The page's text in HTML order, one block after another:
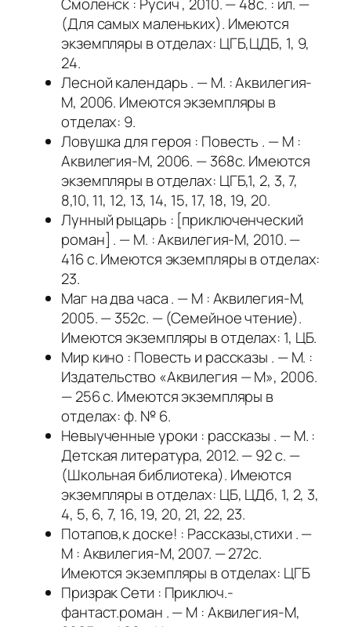
Смоленск : Русич , 2010. — 48с. : ил. —
(Для самых маленьких). Имеются
экземпляры в отделах: ЦГБ,ЦДБ, 1, 9,
24.
Лесной календарь . — М. : Аквилегия-
М, 2006. Имеются экземпляры в
отделах: 9.
Ловушка для героя : Повесть . — М :
Аквилегия-М, 2006. — 368с. Имеются
экземпляры в отделах: ЦГБ,1, 2, 3, 7,
8,10, 11, 12, 13, 14, 15, 17, 18, 19, 20.
Лунный рыцарь : [приключенческий
роман] . — М. : Аквилегия-М, 2010. —
416 с. Имеются экземпляры в отделах:
23.
Маг на два часа . — М : Аквилегия-М,
2005. — 352с. — (Семейное чтение).
Имеются экземпляры в отделах: 1, ЦБ.
Мир кино : Повесть и рассказы . — М. :
Издательство «Аквилегия — М», 2006.
— 256 с. Имеются экземпляры в
отделах: ф. № 6.
Невыученные уроки : рассказы . — М. :
Детская литература, 2012. — 92 с. —
(Школьная библиотека). Имеются
экземпляры в отделах: ЦБ, ЦДб, 1, 2, 3,
4, 5, 6, 7, 16, 19, 20, 21, 22, 23.
Потапов,к доске! : Рассказы,стихи . —
М : Аквилегия-М, 2007. — 272с.
Имеются экземпляры в отделах: ЦГБ
Призрак Сети : Приключ.-
фантаст.роман . — М : Аквилегия-М,